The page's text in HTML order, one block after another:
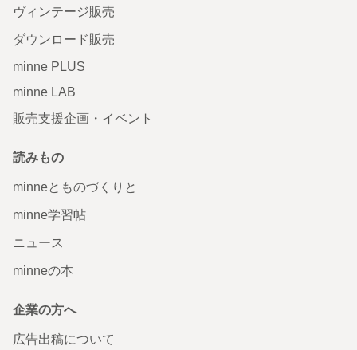
ヴィンテージ販売
ダウンロード販売
minne PLUS
minne LAB
販売支援企画・イベント
読みもの
minneとものづくりと
minne学習帖
ニュース
minneの本
企業の方へ
広告出稿について